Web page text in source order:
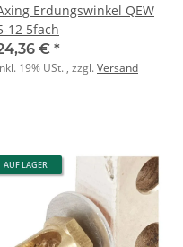
Erdungswinkel QEW
12 5fach
€ *
19% USt. , zzgl.Versand
AUF LAGER